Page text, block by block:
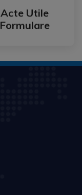
Acte Utile
Formulare
Acte Utile
Formulare